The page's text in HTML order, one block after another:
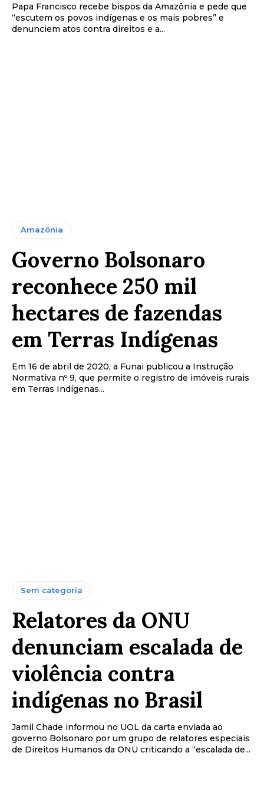
Papa Francisco recebe bispos da Amazônia e pede que
“escutem os povos indígenas e os mais pobres” e
denunciem atos contra direitos e a...
Amazônia
Governo Bolsonaro
reconhece 250 mil
hectares de fazendas
em Terras Indígenas
Em 16 de abril de 2020, a Funai publicou a Instrução
Normativa nº 9, que permite o registro de imóveis rurais
em Terras Indígenas...
Sem categoria
Relatores da ONU
denunciam escalada de
violência contra
indígenas no Brasil
Jamil Chade informou no UOL da carta enviada ao
governo Bolsonaro por um grupo de relatores especiais
de Direitos Humanos da ONU criticando a “escalada de...